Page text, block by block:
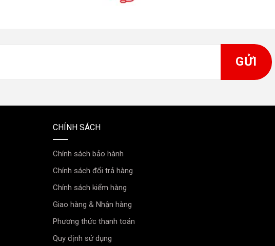
CHÍNH SÁCH
Chính sách bảo hành
Chính sách đổi trả hàng
Chính sách kiểm hàng
Giao hàng & Nhận hàng
Phương thức thanh toán
Quy định sử dụng